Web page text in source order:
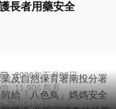
長者用藥安全
林業及自然保育署南
林精靈
2026年五月08日
11,906 觀看
13 分享
社會 綜合新聞
健康 文教